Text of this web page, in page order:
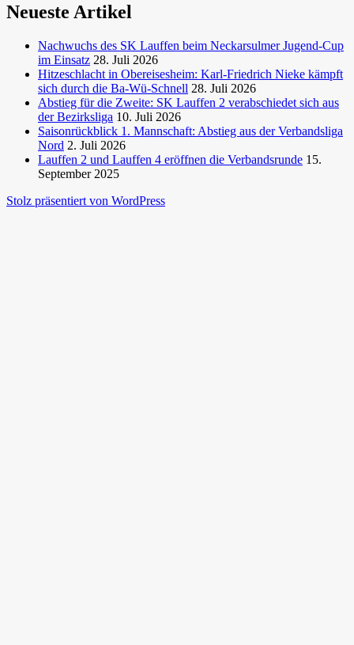
Neueste Artikel
Nachwuchs des SK Lauffen beim Neckarsulmer Jugend-Cup
im Einsatz 28. Juli 2026
Hitzeschlacht in Obereisesheim: Karl-Friedrich Nieke kämpft
sich durch die Ba-Wü-Schnell 28. Juli 2026
Abstieg für die Zweite: SK Lauffen 2 verabschiedet sich aus
der Bezirksliga 10. Juli 2026
Saisonrückblick 1. Mannschaft: Abstieg aus der Verbandsliga
Nord 2. Juli 2026
Lauffen 2 und Lauffen 4 eröffnen die Verbandsrunde 15.
September 2025
Stolz präsentiert von WordPress